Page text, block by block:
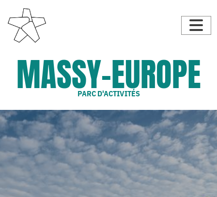
MASSY-EUROPE
PARC D'ACTIVITÉS